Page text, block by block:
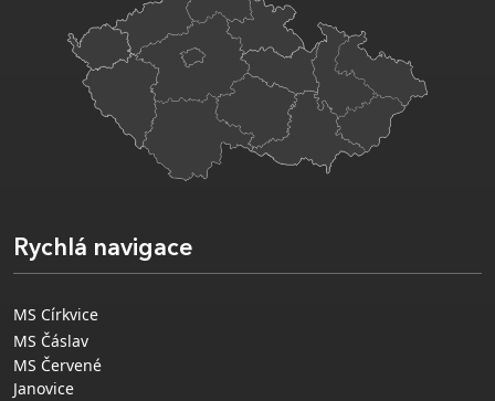
Rychlá navigace
MS Církvice
MS Čáslav
MS Červené
Janovice